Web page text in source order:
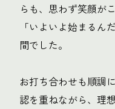
らも、思わず笑顔が
「いよいよ始まるん
間でした。
お打ち合わせも順調
認を重ねながら、理